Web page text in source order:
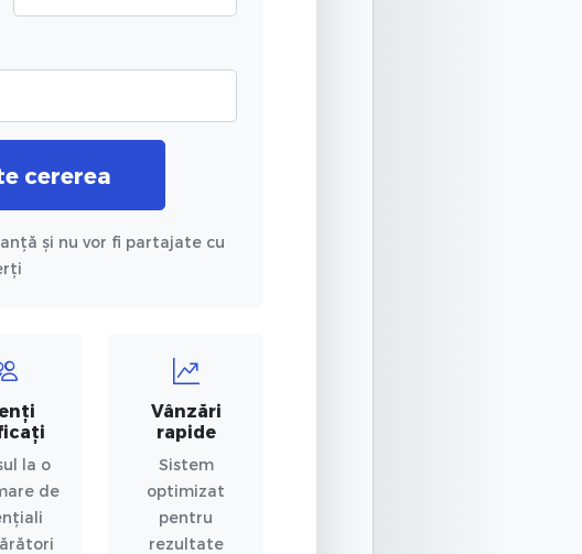
cererea
și nu vor fi partajate cu
la o
de
Vânzări
rapide
Sistem
optimizat
pentru
rezultate